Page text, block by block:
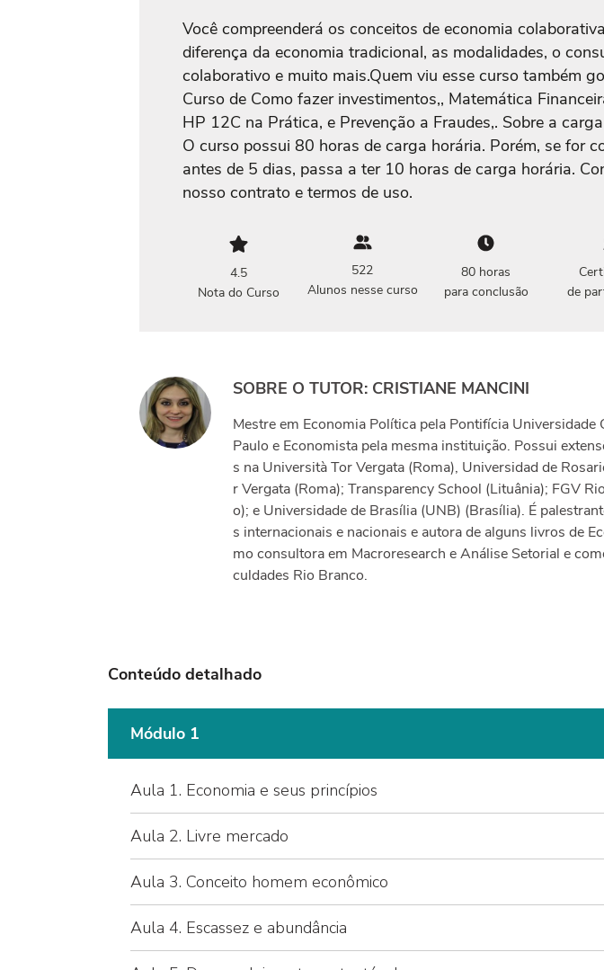
Você compreenderá os conceitos de economia
diferença da economia tradicional, as modalidades, o
colaborativo e muito mais.Quem viu esse curso também
Curso de Como fazer investimentos,, Matemática
HP 12C na Prática, e Prevenção a Fraudes,. Sobre a
O curso possui 80 horas de carga horária. Porém, se for
antes de 5 dias, passa a ter 10 horas de carga horária.
nosso contrato e termos de uso.
4.5
Nota do Curso
522
Alunos nesse curso
80 horas
para conclusão
de
SOBRE O TUTOR: CRISTIANE MANCINI
Mestre em Economia Política pela Pontifícia Universidade
Paulo e Economista pela mesma instituição. Possui
s na Università Tor Vergata (Roma), Universidad de
r Vergata (Roma); Transparency School (Lituânia); FGV
o); e Universidade de Brasília (UNB) (Brasília). É
s internacionais e nacionais e autora de alguns livros de
mo consultora em Macroresearch e Análise Setorial e
culdades Rio Branco.
Conteúdo detalhado
Módulo 1
Aula 1. Economia e seus princípios
Aula 2. Livre mercado
Aula 3. Conceito homem econômico
Aula 4. Escassez e abundância